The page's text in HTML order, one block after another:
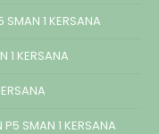
SMAN 1 KERSANA
1 KERSANA
P5 SMAN 1 KERSANA